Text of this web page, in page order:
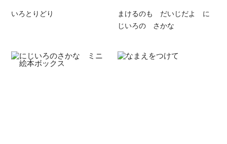
いろとりどり
まけるのも だいじだよ に
じいろの さかな